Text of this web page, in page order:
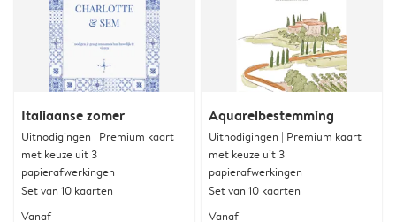
Italiaanse zomer
Uitnodigingen | Premium kaart
met keuze uit 3
papierafwerkingen
Set van 10 kaarten
Vanaf
Aquarelbestemming
Uitnodigingen | Premium kaart
met keuze uit 3
papierafwerkingen
Set van 10 kaarten
Vanaf